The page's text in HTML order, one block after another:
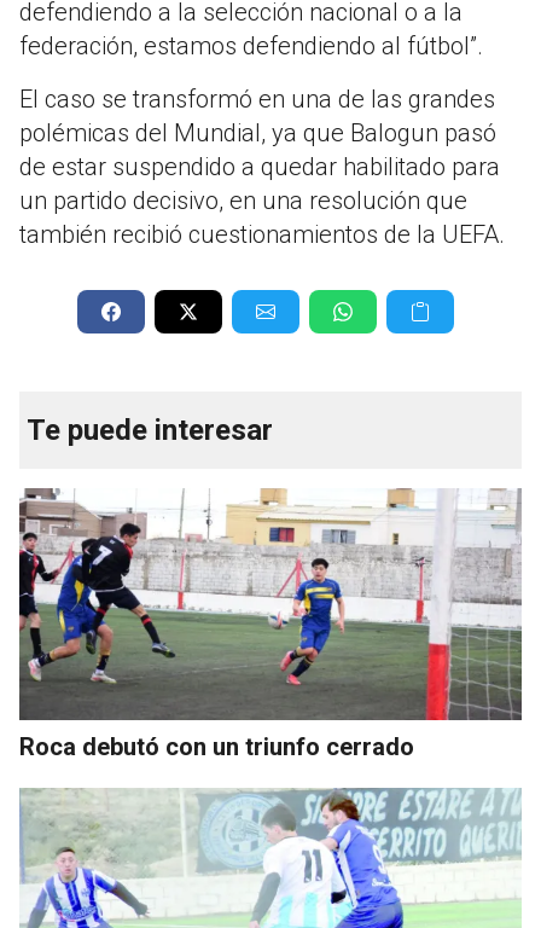
defendiendo a la selección nacional o a la
federación, estamos defendiendo al fútbol”.
El caso se transformó en una de las grandes
polémicas del Mundial, ya que Balogun pasó
de estar suspendido a quedar habilitado para
un partido decisivo, en una resolución que
también recibió cuestionamientos de la UEFA.
Te puede interesar
Roca debutó con un triunfo cerrado